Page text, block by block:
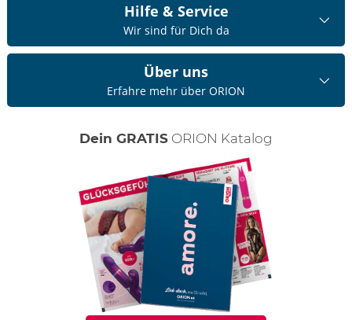
Hilfe & Service
Wir sind für Dich da
Über uns
Erfahre mehr über ORION
Dein GRATIS ORION Katalog